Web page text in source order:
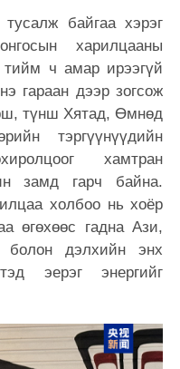
байгаа хэрэг
харилцааны
тийм ч амар ирээгүй
гараан дээр зогсож
түнш Хятад, Өмнөд
тэргүүнүүдийн
хамтран
замд гарч байна.
холбоо нь хоёр
өгөхөөс гадна Ази,
болон дэлхийн энх
эерэг энергийг